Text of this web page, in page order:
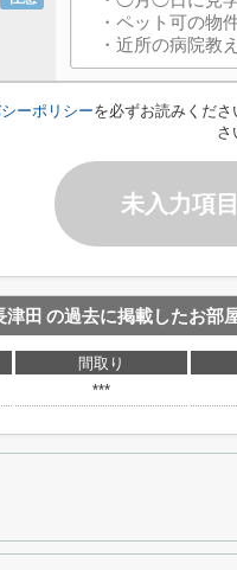
ーポリシーを必ずお読みくだ
さ
未入力項
津田 の過去に掲載したお部
間取り
***